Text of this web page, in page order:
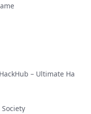
– Ultimate Ha